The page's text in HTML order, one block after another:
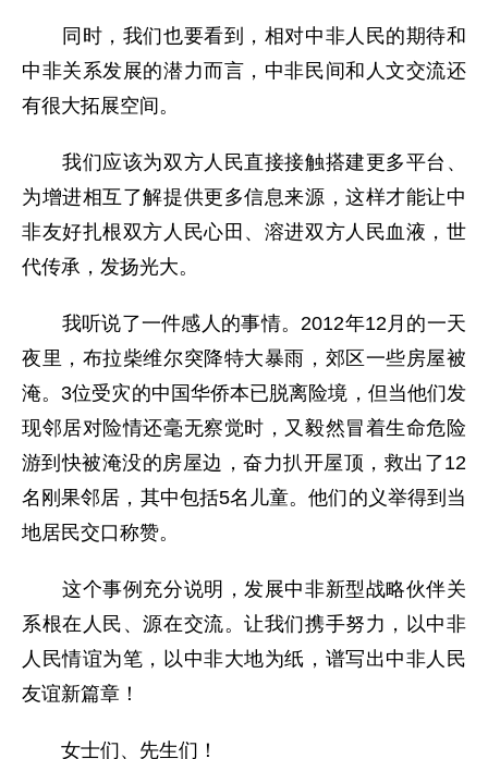
同时，我们也要看到，相对中非人民的期待和
中非关系发展的潜力而言，中非民间和人文交流还
有很大拓展空间。
我们应该为双方人民直接接触搭建更多平台、
为增进相互了解提供更多信息来源，这样才能让中
非友好扎根双方人民心田、溶进双方人民血液，世
代传承，发扬光大。
我听说了一件感人的事情。2012年12月的一天
夜里，布拉柴维尔突降特大暴雨，郊区一些房屋被
淹。3位受灾的中国华侨本已脱离险境，但当他们发
现邻居对险情还毫无察觉时，又毅然冒着生命危险
游到快被淹没的房屋边，奋力扒开屋顶，救出了12
名刚果邻居，其中包括5名儿童。他们的义举得到当
地居民交口称赞。
这个事例充分说明，发展中非新型战略伙伴关
系根在人民、源在交流。让我们携手努力，以中非
人民情谊为笔，以中非大地为纸，谱写出中非人民
友谊新篇章！
女士们、先生们！